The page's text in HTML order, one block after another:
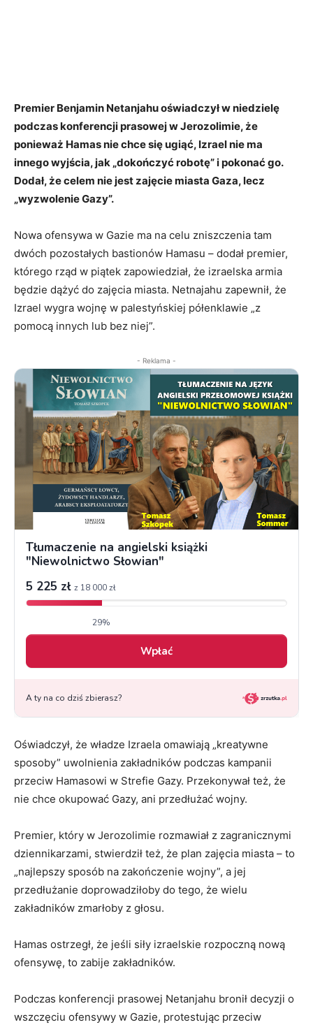
Premier Benjamin Netanjahu oświadczył w niedzielę
podczas konferencji prasowej w Jerozolimie, że
ponieważ Hamas nie chce się ugiąć, Izrael nie ma
innego wyjścia, jak „dokończyć robotę” i pokonać go.
Dodał, że celem nie jest zajęcie miasta Gaza, lecz
„wyzwolenie Gazy”.
Nowa ofensywa w Gazie ma na celu zniszczenia tam
dwóch pozostałych bastionów Hamasu – dodał premier,
którego rząd w piątek zapowiedział, że izraelska armia
będzie dążyć do zajęcia miasta. Netnajahu zapewnił, że
Izrael wygra wojnę w palestyńskiej półenklawie „z
pomocą innych lub bez niej”.
- Reklama -
Oświadczył, że władze Izraela omawiają „kreatywne
sposoby” uwolnienia zakładników podczas kampanii
przeciw Hamasowi w Strefie Gazy. Przekonywał też, że
nie chce okupować Gazy, ani przedłużać wojny.
Premier, który w Jerozolimie rozmawiał z zagranicznymi
dziennikarzami, stwierdził też, że plan zajęcia miasta – to
„najlepszy sposób na zakończenie wojny”, a jej
przedłużanie doprowadziłoby do tego, że wielu
zakładników zmarłoby z głosu.
Hamas ostrzegł, że jeśli siły izraelskie rozpoczną nową
ofensywę, to zabije zakładników.
Podczas konferencji prasowej Netanjahu bronił decyzji o
wszczęciu ofensywy w Gazie, protestując przeciw